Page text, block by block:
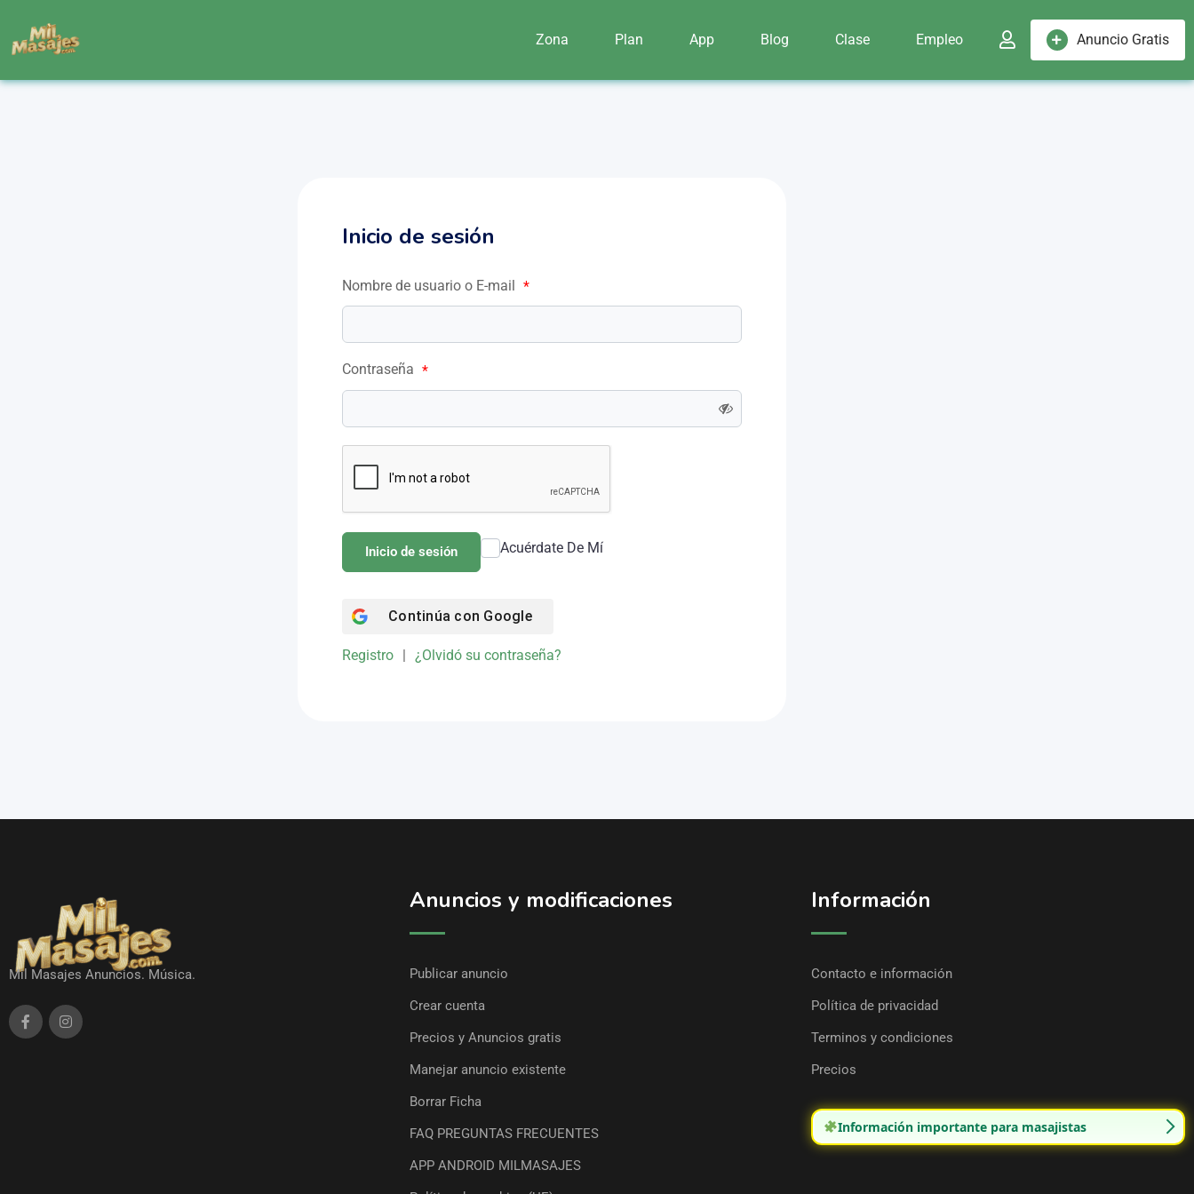
Anuncio Gratis
Zona Plan App Blog Clase Empleo
Inicio de sesión
Nombre de usuario o E-mail *
Contraseña *
Inicio de sesión Acuérdate De Mí
Continúa con Google
Registro | ¿Olvidó su contraseña?
Mil Masajes Anuncios. Música.
Anuncios y modificaciones
Publicar anuncio
Crear cuenta
Precios y Anuncios gratis
Manejar anuncio existente
Borrar Ficha
FAQ PREGUNTAS FRECUENTES
APP ANDROID MILMASAJES
Información
Contacto e información
Política de privacidad
Terminos y condiciones
Precios
Información importante para masajistas